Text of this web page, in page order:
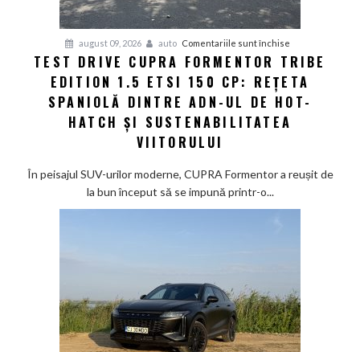
august 09, 2026 auto Comentariile sunt închise
Test
Drive
CUPRA
eTSI
ADN-
ul
de
hot-
TEST DRIVE CUPRA FORMENTOR TRIBE
EDITION 1.5 ETSI 150 CP: REȚETA
SPANIOLĂ DINTRE ADN-UL DE HOT-
HATCH ȘI SUSTENABILITATEA
VIITORULUI
În peisajul SUV-urilor moderne, CUPRA Formentor a reușit de
la bun început să se impună printr-o...